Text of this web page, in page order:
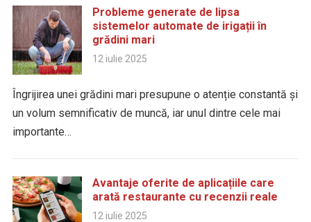
Probleme generate de lipsa
sistemelor automate de irigații în
grădini mari
12 iulie 2025
Îngrijirea unei grădini mari presupune o atenție constantă și
un volum semnificativ de muncă, iar unul dintre cele mai
importante…
Avantaje oferite de aplicațiile care
arată restaurante cu recenzii reale
12 iulie 2025